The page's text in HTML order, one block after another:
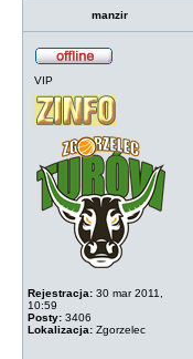
manzir
VIP
Rejestracja: 30 mar 2011,
10:59
Posty: 3406
Lokalizacja: Zgorzelec